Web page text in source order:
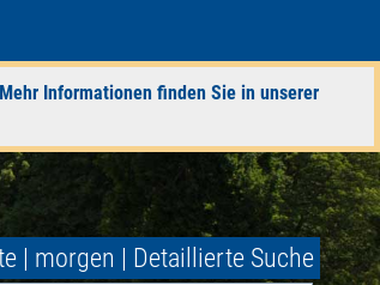
Informationen finden Sie in unserer
| morgen | Detaillierte Suche